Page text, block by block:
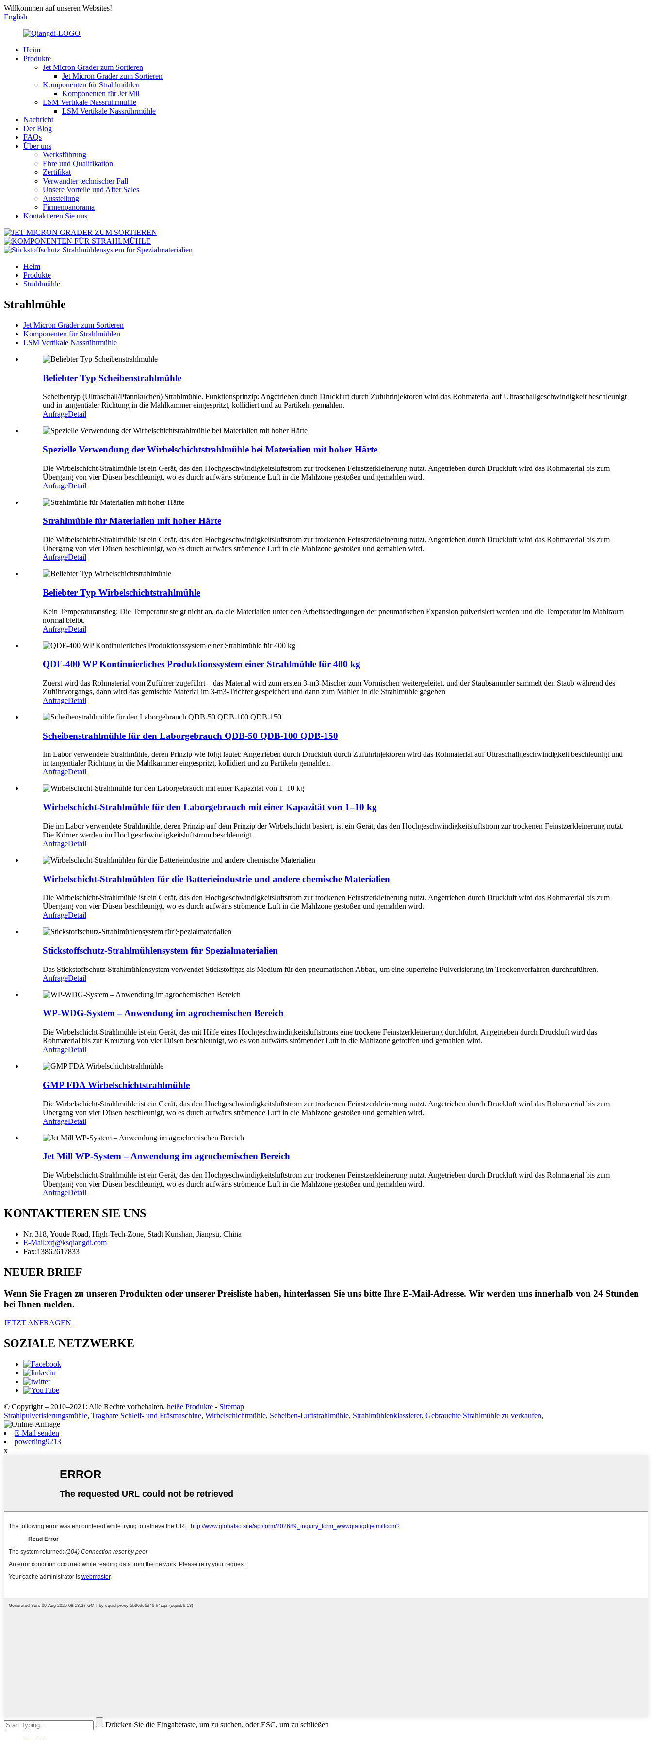
Willkommen auf unseren Websites!
English
Heim
Produkte
Jet Micron Grader zum Sortieren
Jet Micron Grader zum Sortieren
Komponenten für Strahlmühlen
Komponenten für Jet Mil
LSM Vertikale Nassrührmühle
LSM Vertikale Nassrührmühle
Nachricht
Der Blog
FAQs
Über uns
Werksführung
Ehre und Qualifikation
Zertifikat
Verwandter technischer Fall
Unsere Vorteile und After Sales
Ausstellung
Firmenpanorama
Kontaktieren Sie uns
Heim
Produkte
Strahlmühle
Strahlmühle
Jet Micron Grader zum Sortieren
Komponenten für Strahlmühlen
LSM Vertikale Nassrührmühle
Beliebter Typ Scheibenstrahlmühle
Scheibentyp (Ultraschall/Pfannkuchen) Strahlmühle. Funktionsprinzip: Angetrieben durch Druckluft durch Zufuhrinjektoren wird das Rohmaterial auf Ultraschallgeschwindigkeit beschleunigt
und in tangentialer Richtung in die Mahlkammer eingespritzt, kollidiert und zu Partikeln gemahlen.
AnfrageDetail
Spezielle Verwendung der Wirbelschichtstrahlmühle bei Materialien mit hoher Härte
Die Wirbelschicht-Strahlmühle ist ein Gerät, das den Hochgeschwindigkeitsluftstrom zur trockenen Feinstzerkleinerung nutzt. Angetrieben durch Druckluft wird das Rohmaterial bis zum
Übergang von vier Düsen beschleunigt, wo es durch aufwärts strömende Luft in die Mahlzone gestoßen und gemahlen wird.
AnfrageDetail
Strahlmühle für Materialien mit hoher Härte
Die Wirbelschicht-Strahlmühle ist ein Gerät, das den Hochgeschwindigkeitsluftstrom zur trockenen Feinstzerkleinerung nutzt. Angetrieben durch Druckluft wird das Rohmaterial bis zum
Übergang von vier Düsen beschleunigt, wo es durch aufwärts strömende Luft in die Mahlzone gestoßen und gemahlen wird.
AnfrageDetail
Beliebter Typ Wirbelschichtstrahlmühle
Kein Temperaturanstieg: Die Temperatur steigt nicht an, da die Materialien unter den Arbeitsbedingungen der pneumatischen Expansion pulverisiert werden und die Temperatur im Mahlraum
normal bleibt.
AnfrageDetail
QDF-400 WP Kontinuierliches Produktionssystem einer Strahlmühle für 400 kg
Zuerst wird das Rohmaterial vom Zuführer zugeführt – das Material wird zum ersten 3-m3-Mischer zum Vormischen weitergeleitet, und der Staubsammler sammelt den Staub während des
Zuführvorgangs, dann wird das gemischte Material im 3-m3-Trichter gespeichert und dann zum Mahlen in die Strahlmühle gegeben
AnfrageDetail
Scheibenstrahlmühle für den Laborgebrauch QDB-50 QDB-100 QDB-150
Im Labor verwendete Strahlmühle, deren Prinzip wie folgt lautet: Angetrieben durch Druckluft durch Zufuhrinjektoren wird das Rohmaterial auf Ultraschallgeschwindigkeit beschleunigt und
in tangentialer Richtung in die Mahlkammer eingespritzt, kollidiert und zu Partikeln gemahlen.
AnfrageDetail
Wirbelschicht-Strahlmühle für den Laborgebrauch mit einer Kapazität von 1–10 kg
Die im Labor verwendete Strahlmühle, deren Prinzip auf dem Prinzip der Wirbelschicht basiert, ist ein Gerät, das den Hochgeschwindigkeitsluftstrom zur trockenen Feinstzerkleinerung nutzt.
Die Körner werden im Hochgeschwindigkeitsluftstrom beschleunigt.
AnfrageDetail
Wirbelschicht-Strahlmühlen für die Batterieindustrie und andere chemische Materialien
Die Wirbelschicht-Strahlmühle ist ein Gerät, das den Hochgeschwindigkeitsluftstrom zur trockenen Feinstzerkleinerung nutzt. Angetrieben durch Druckluft wird das Rohmaterial bis zum
Übergang von vier Düsen beschleunigt, wo es durch aufwärts strömende Luft in die Mahlzone gestoßen und gemahlen wird.
AnfrageDetail
Stickstoffschutz-Strahlmühlensystem für Spezialmaterialien
Das Stickstoffschutz-Strahlmühlensystem verwendet Stickstoffgas als Medium für den pneumatischen Abbau, um eine superfeine Pulverisierung im Trockenverfahren durchzuführen.
AnfrageDetail
WP-WDG-System – Anwendung im agrochemischen Bereich
Die Wirbelschicht-Strahlmühle ist ein Gerät, das mit Hilfe eines Hochgeschwindigkeitsluftstroms eine trockene Feinstzerkleinerung durchführt. Angetrieben durch Druckluft wird das
Rohmaterial bis zur Kreuzung von vier Düsen beschleunigt, wo es von aufwärts strömender Luft in die Mahlzone getroffen und gemahlen wird.
AnfrageDetail
GMP FDA Wirbelschichtstrahlmühle
Die Wirbelschicht-Strahlmühle ist ein Gerät, das den Hochgeschwindigkeitsluftstrom zur trockenen Feinstzerkleinerung nutzt. Angetrieben durch Druckluft wird das Rohmaterial bis zum
Übergang von vier Düsen beschleunigt, wo es durch aufwärts strömende Luft in die Mahlzone gestoßen und gemahlen wird.
AnfrageDetail
Jet Mill WP-System – Anwendung im agrochemischen Bereich
Die Wirbelschicht-Strahlmühle ist ein Gerät, das den Hochgeschwindigkeitsluftstrom zur trockenen Feinstzerkleinerung nutzt. Angetrieben durch Druckluft wird das Rohmaterial bis zum
Übergang von vier Düsen beschleunigt, wo es durch aufwärts strömende Luft in die Mahlzone gestoßen und gemahlen wird.
AnfrageDetail
KONTAKTIEREN SIE UNS
Nr. 318, Youde Road, High-Tech-Zone, Stadt Kunshan, Jiangsu, China
E-Mail:xrj@ksqiangdi.com
Fax:13862617833
NEUER BRIEF
Wenn Sie Fragen zu unseren Produkten oder unserer Preisliste haben, hinterlassen Sie uns bitte Ihre E-Mail-Adresse. Wir werden uns innerhalb von 24 Stunden
bei Ihnen melden.
JETZT ANFRAGEN
SOZIALE NETZWERKE
© Copyright – 2010–2021: Alle Rechte vorbehalten. heiße Produkte - Sitemap
Strahlpulverisierungsmühle, Tragbare Schleif- und Fräsmaschine, Wirbelschichtmühle, Scheiben-Luftstrahlmühle, Strahlmühlenklassierer, Gebrauchte Strahlmühle zu verkaufen,
E-Mail senden
powerling9213
x
Drücken Sie die Eingabetaste, um zu suchen, oder ESC, um zu schließen